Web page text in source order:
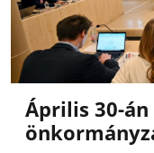
Április 30-